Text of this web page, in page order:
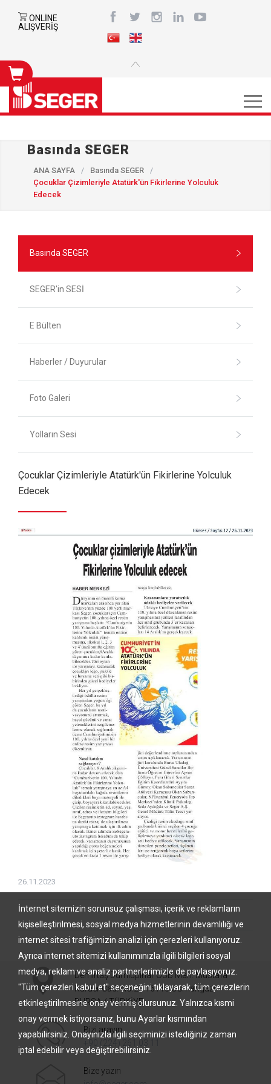
ONLİNE
ALIŞVERİŞ
Basında SEGER
ANA SAYFA / Basında SEGER
/
Çocuklar Çizimleriyle Atatürk'ün Fikirlerine Yolculuk
Edecek
Basında SEGER
SEGER'in SESİ
E Bülten
Haberler / Duyurular
Foto Galeri
Yolların Sesi
Çocuklar Çizimleriyle Atatürk'ün Fikirlerine Yolculuk
Edecek
26.11.2023
Demirtaş Dumlupınar OSB Mah. Mustafa
Karaer Cad. No:22 16110 Osmangazi –
BURSA / TÜRKİYE
Bizi arayın
Bize yazın
İnternet sitemizin sorunsuz çalışması, içerik ve reklamların
kişiselleştirilmesi, sosyal medya hizmetlerinin devamlılığı ve
internet sitesi trafiğimizin analizi için çerezleri kullanıyoruz.
Ayrıca internet sitemizi kullanımınızla ilgili bilgileri sosyal
medya, reklam ve analiz partnerlerimizle de paylaşıyoruz.
"Tüm çerezleri kabul et" seçeneğini tıklayarak, tüm çerezlerin
etkinleştirilmesine onay vermiş olursunuz. Yalnızca kısmi
onay vermek istiyorsanız, bunu Ayarlar kısmından
yapabilirsiniz. Onayınızla ilgili seçiminizi istediğiniz zaman
iptal edebilir veya değiştirebilirsiniz.